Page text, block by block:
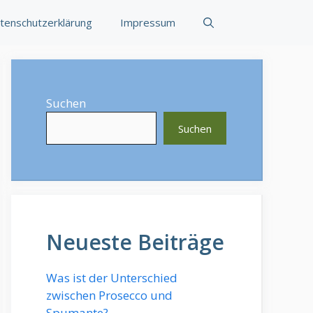
Impressum
Suchen
Suchen
Neueste Beiträge
Was ist der Unterschied
zwischen Prosecco und